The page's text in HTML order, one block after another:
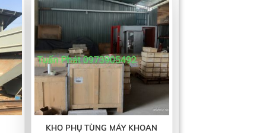
KHO PHỤ TÙNG MÁY KHOAN